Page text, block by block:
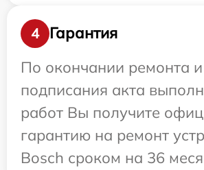
4
Гарантия
По окончании ремонта и
подписания акта
работ Вы получите
гарантию на ремонт
Bosch сроком на 36